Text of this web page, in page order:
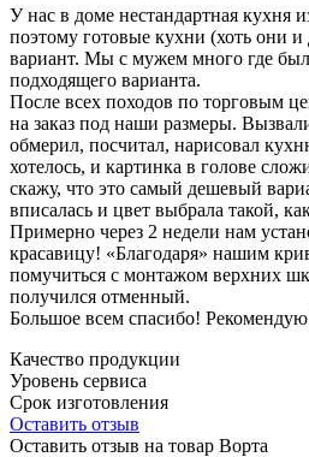
У нас в доме нестандартная кухня
поэтому готовые кухни (хоть они
вариант. Мы с мужем много где
подходящего варианта.
После всех походов по торговым
на заказ под наши размеры.
обмерил, посчитал, нарисовал
хотелось, и картинка в голове
скажу, что это самый дешевый
вписалась и цвет выбрала такой,
Примерно через 2 недели нам
красавицу! «Благодаря» нашим
помучиться с монтажом верхних
получился отменный.
Большое всем спасибо!
Качество продукции
Уровень сервиса
Срок изготовления
Оставить отзыв
Оставить отзыв на товар Ворта